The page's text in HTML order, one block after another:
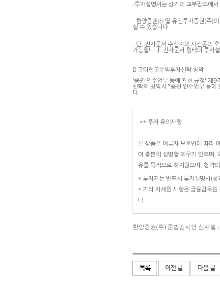
-투자설명서는 상기의 교부장소에
- 한양증권㈜ 및 유진투자증권(주)
실 수 있습니다.
- 단, 전자문서 수신자의 사전동의
가능합니다. 전자문서 형태의 투자
 고위험고수익투자신탁 청약
'증권 인수업무 등에 관한 규정' 제9
신탁의 청약시 "증권 인수업무 등에
다.
.
** 투자 유의사항
본 상품은 예금자 보호법에 따라
여 충분히 설명할 의무가 있으며,
유를 목적으로 하지않으며, 청약
* 투자자는 반드시 투자설명서(
* 기타 자세한 사항은 금융감독원
다.
한양증권(주) 준법감시인 심사필 :
목록 이전 글 다음 글